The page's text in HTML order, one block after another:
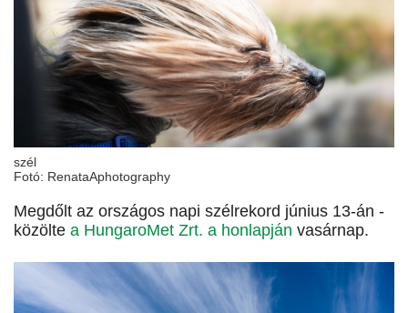
szél
Fotó: RenataAphotography
Megdőlt az országos napi szélrekord június 13-án -
közölte a HungaroMet Zrt. a honlapján vasárnap.